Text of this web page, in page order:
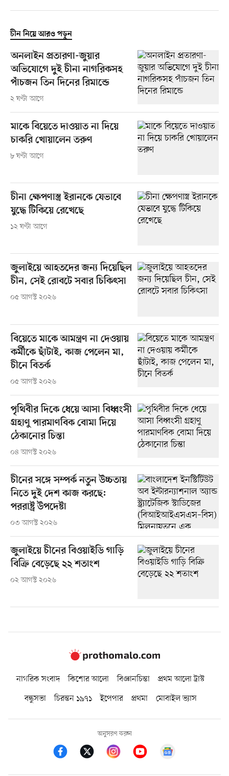
চীন নিয়ে আরও পড়ুন
অনলাইন প্রতারণা-জুয়ার
অভিযোগে দুই চীনা নাগরিকসহ
পাঁচজন তিন দিনের রিমান্ডে
২ ঘণ্টা আগে
মাকে বিয়েতে দাওয়াত না দিয়ে
চাকরি খোয়ালেন তরুণ
৮ ঘণ্টা আগে
চীনা ক্ষেপণাস্ত্র ইরানকে যেভাবে
যুদ্ধে টিকিয়ে রেখেছে
১২ ঘণ্টা আগে
জুলাইয়ে আহতদের জন্য দিয়েছিল
চীন, সেই রোবটে সবার চিকিৎসা
০৫ আগস্ট ২০২৬
বিয়েতে মাকে আমন্ত্রণ না দেওয়ায়
কর্মীকে ছাঁটাই, কাজ পেলেন মা,
চীনে বিতর্ক
০৫ আগস্ট ২০২৬
পৃথিবীর দিকে ধেয়ে আসা বিধ্বংসী
গ্রহাণু পারমাণবিক বোমা দিয়ে
ঠেকানোর চিন্তা
০৪ আগস্ট ২০২৬
চীনের সঙ্গে সম্পর্ক নতুন উচ্চতায়
নিতে দুই দেশ কাজ করছে:
পররাষ্ট্র উপদেষ্টা
০৩ আগস্ট ২০২৬
জুলাইয়ে চীনের বিওয়াইডি গাড়ি
বিক্রি বেড়েছে ২২ শতাংশ
০২ আগস্ট ২০২৬
নাগরিক সংবাদ কিশোর আলো বিজ্ঞানচিন্তা
প্রথম আলো ট্রাস্ট
বন্ধুসভা
চিরন্তন ১৯৭১ ইপেপার প্রথমা মোবাইল ভ্যাস
অনুসরণ করুন